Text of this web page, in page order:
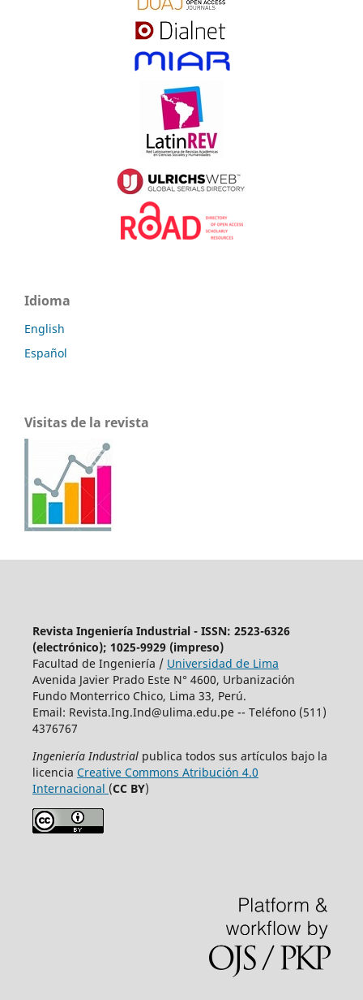
Idioma
English
Español
Visitas de la revista
Revista Ingeniería Industrial - ISSN: 2523-6326
(electrónico); 1025-9929 (impreso)
Facultad de Ingeniería / Universidad de Lima
Avenida Javier Prado Este N° 4600, Urbanización
Fundo Monterrico Chico, Lima 33, Perú.
Email: Revista.Ing.Ind@ulima.edu.pe-- Teléfono (511)
4376767
Ingeniería Industrial publica todos sus artículos bajo la
licencia Creative Commons Atribución 4.0
Internacional (CC BY)